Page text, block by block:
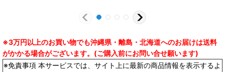
※3万円以上のお買い物でも沖縄県・離島・北海道へのお届けは送料
がかかる場合がございます。(ご購入前にお問い合せ願います)
※免責事項 本サービスでは、サイト上に最新の商品情報を表示するよ